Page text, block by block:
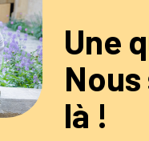
Une
là !